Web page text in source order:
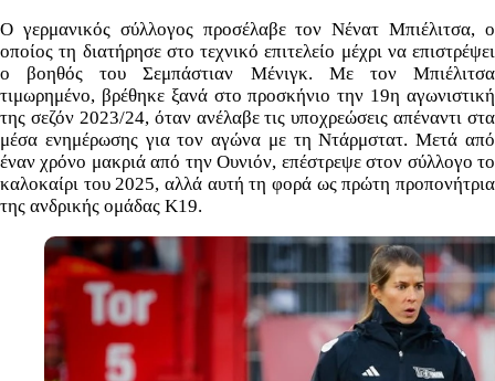
Ο γερμανικός σύλλογος προσέλαβε τον Νένατ Μπιέλιτσα, ο
οποίος τη διατήρησε στο τεχνικό επιτελείο μέχρι να επιστρέψει
ο βοηθός του Σεμπάστιαν Μένιγκ. Με τον Μπιέλιτσα
τιμωρημένο, βρέθηκε ξανά στο προσκήνιο την 19η αγωνιστική
της σεζόν 2023/24, όταν ανέλαβε τις υποχρεώσεις απέναντι στα
μέσα ενημέρωσης για τον αγώνα με τη Ντάρμστατ. Μετά από
έναν χρόνο μακριά από την Ουνιόν, επέστρεψε στον σύλλογο το
καλοκαίρι του 2025, αλλά αυτή τη φορά ως πρώτη προπονήτρια
της ανδρικής ομάδας Κ19.